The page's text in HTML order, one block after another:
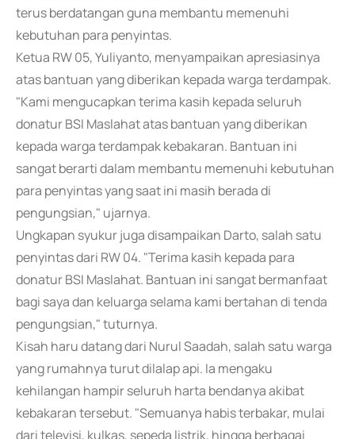
terus berdatangan guna membantu memenuhi
kebutuhan para penyintas.
Ketua RW 05, Yuliyanto, menyampaikan apresiasinya
atas bantuan yang diberikan kepada warga terdampak.
"Kami mengucapkan terima kasih kepada seluruh
donatur BSI Maslahat atas bantuan yang diberikan
kepada warga terdampak kebakaran. Bantuan ini
sangat berarti dalam membantu memenuhi kebutuhan
para penyintas yang saat ini masih berada di
pengungsian," ujarnya.
Ungkapan syukur juga disampaikan Darto, salah satu
penyintas dari RW 04. "Terima kasih kepada para
donatur BSI Maslahat. Bantuan ini sangat bermanfaat
bagi saya dan keluarga selama kami bertahan di tenda
pengungsian," tuturnya.
Kisah haru datang dari Nurul Saadah, salah satu warga
yang rumahnya turut dilalap api. Ia mengaku
kehilangan hampir seluruh harta bendanya akibat
kebakaran tersebut. "Semuanya habis terbakar, mulai
dari televisi, kulkas, sepeda listrik, hingga berbagai